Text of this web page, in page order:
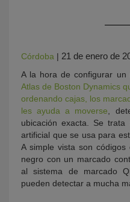
Córdoba | 21 de enero de
A la hora de configurar un
Atlas de Boston Dynamics
ordenando cajas, los
les ayuda a moverse ,
ubicación exacta. Se
artificial que se usa para
A simple vista son
negro con un marcado
al sistema de marcado
pueden detectar a mucha